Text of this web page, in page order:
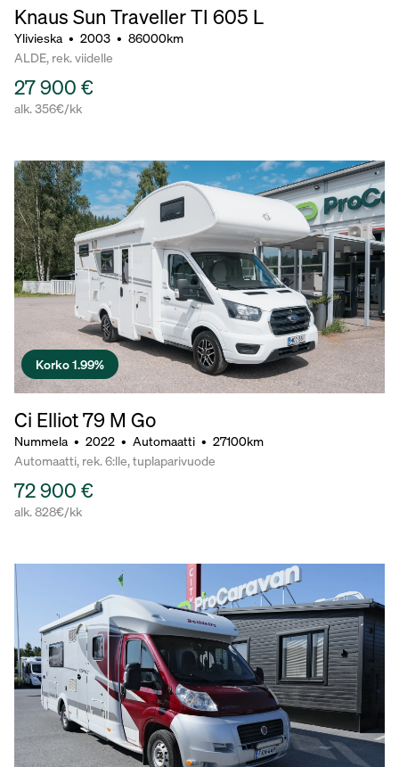
Knaus Sun Traveller TI 605 L
Ylivieska • 2003 • 86000km
ALDE, rek. viidelle
27 900 €
alk. 356€/kk
Korko 1.99%
Ci Elliot 79 M Go
Nummela • 2022 • Automaatti • 27100km
Automaatti, rek. 6:lle, tuplaparivuode
72 900 €
alk. 828€/kk